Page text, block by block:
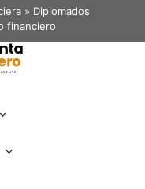
» Diplomados
financiero